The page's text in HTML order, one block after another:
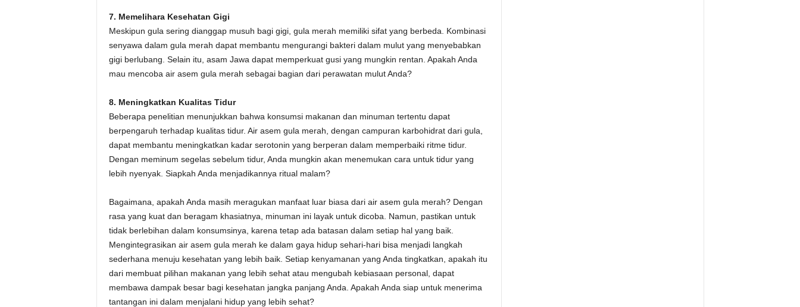
7. Memelihara Kesehatan Gigi
Meskipun gula sering dianggap musuh bagi gigi, gula merah memiliki sifat yang berbeda. Kombinasi
senyawa dalam gula merah dapat membantu mengurangi bakteri dalam mulut yang menyebabkan
gigi berlubang. Selain itu, asam Jawa dapat memperkuat gusi yang mungkin rentan. Apakah Anda
mau mencoba air asem gula merah sebagai bagian dari perawatan mulut Anda?
8. Meningkatkan Kualitas Tidur
Beberapa penelitian menunjukkan bahwa konsumsi makanan dan minuman tertentu dapat
berpengaruh terhadap kualitas tidur. Air asem gula merah, dengan campuran karbohidrat dari gula,
dapat membantu meningkatkan kadar serotonin yang berperan dalam memperbaiki ritme tidur.
Dengan meminum segelas sebelum tidur, Anda mungkin akan menemukan cara untuk tidur yang
lebih nyenyak. Siapkah Anda menjadikannya ritual malam?
Bagaimana, apakah Anda masih meragukan manfaat luar biasa dari air asem gula merah? Dengan
rasa yang kuat dan beragam khasiatnya, minuman ini layak untuk dicoba. Namun, pastikan untuk
tidak berlebihan dalam konsumsinya, karena tetap ada batasan dalam setiap hal yang baik.
Mengintegrasikan air asem gula merah ke dalam gaya hidup sehari-hari bisa menjadi langkah
sederhana menuju kesehatan yang lebih baik. Setiap kenyamanan yang Anda tingkatkan, apakah itu
dari membuat pilihan makanan yang lebih sehat atau mengubah kebiasaan personal, dapat
membawa dampak besar bagi kesehatan jangka panjang Anda. Apakah Anda siap untuk menerima
tantangan ini dalam menjalani hidup yang lebih sehat?